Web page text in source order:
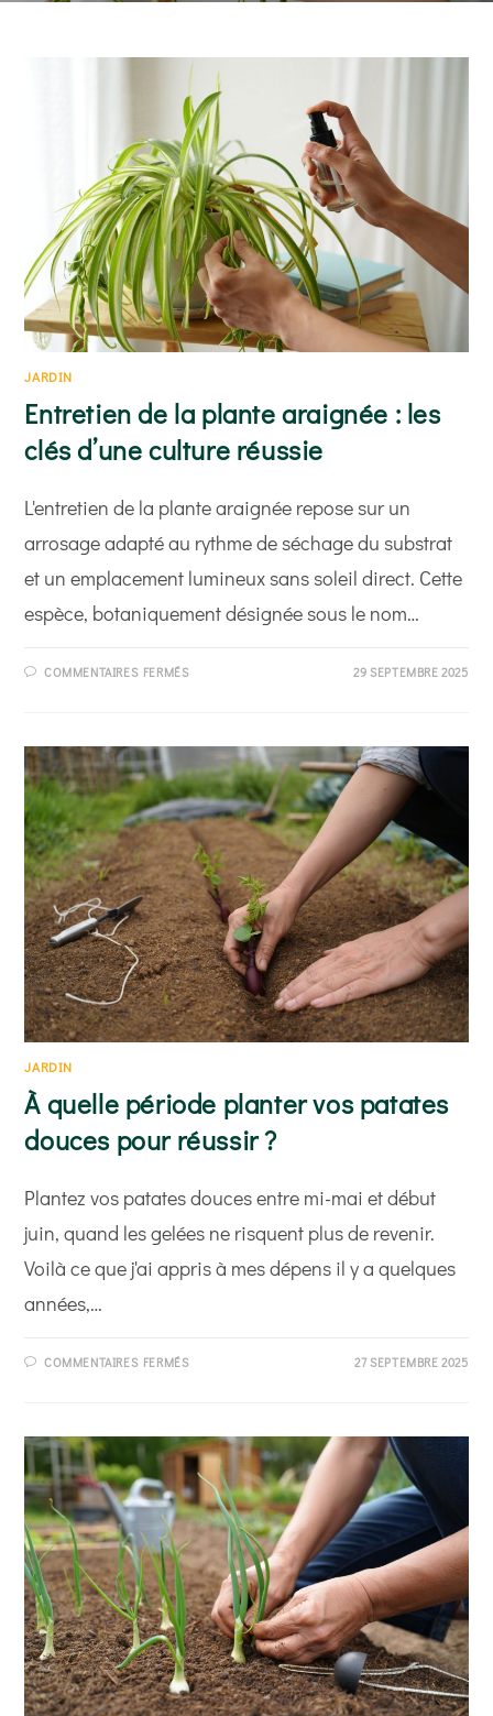
un emplacement lumineux…
JARDIN
Entretien de la plante araignée : les
clés d’une culture réussie
L'entretien de la plante araignée repose sur un
arrosage adapté au rythme de séchage du substrat
et un emplacement lumineux sans soleil direct. Cette
espèce, botaniquement désignée sous le nom…
COMMENTAIRES FERMÉSSUR
ARAIGNÉE
LES
CLÉS
D’UNE
CULTURE
RÉUSSIE
29 SEPTEMBRE 2025
JARDIN
À quelle période planter vos patates
douces pour réussir ?
Plantez vos patates douces entre mi-mai et début
juin, quand les gelées ne risquent plus de revenir.
Voilà ce que j'ai appris à mes dépens il y a quelques
années,…
COMMENTAIRES FERMÉSSUR
VOS
PATATES
DOUCES
POUR
RÉUSSIR
?
27 SEPTEMBRE 2025